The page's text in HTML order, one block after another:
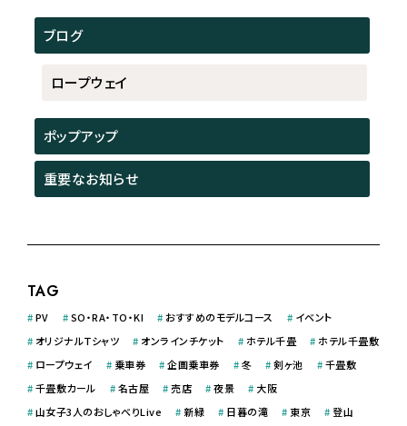
ブログ
ロープウェイ
ポップアップ
重要なお知らせ
TAG
#PV #SO・RA・TO・KI #おすすめのモデルコース # イベント
# オリジナルＴシャツ # オンラインチケット # ホテル千畳 # ホテル千畳敷
# ロープウェイ # 乗車券 #企画乗車券 #冬 #剣ヶ池 #千畳敷
#千畳敷カール #名古屋 #売店 #夜景 # 大阪
#山女子3人のおしゃべりLive # 新緑 # 日暮の滝 #東京 #登山